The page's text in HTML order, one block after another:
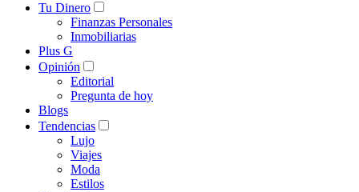
Tu Dinero
Finanzas Personales
Inmobiliarias
Plus G
Opinión
Editorial
Pregunta de hoy
Blogs
Tendencias
Lujo
Viajes
Moda
Estilos